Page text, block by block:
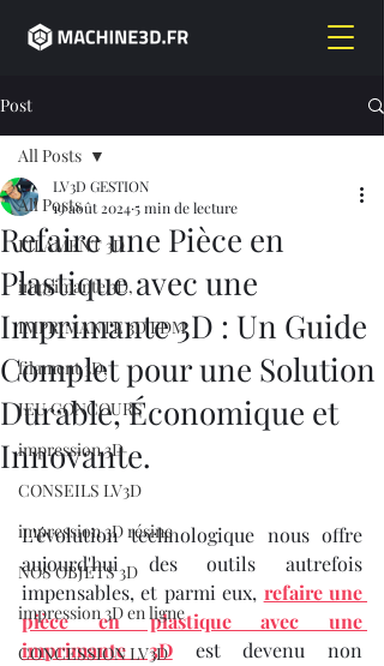
Post
All Posts
FILAMENT 3D
imprimante 3D,
IMPRIMANTE 3D FDM
filament 3D,
JEU CONCOURS
impression 3D
CONSEILS LV3D
impression 3D résine
NOS OBJETS 3D
impression 3D en ligne
CONCESSION LV3D
All Posts
Refaire une Pièce en
Plastique avec une
Imprimante 3D : Un Guide
Complet pour une Solution
Durable, Économique et
Innovante.
LV3D GESTION
19 août 20245 min de lecture
L'évolution technologique nous offre
aujourd'hui des outils autrefois
impensables, et parmi eux, refaire une
pièce en plastique avec une
imprimante 3D est devenu non